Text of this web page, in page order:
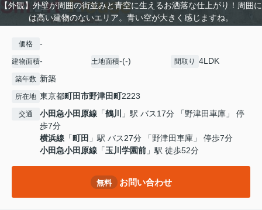
【外観】外壁が周囲の街並みと青空に生えるお洒落な仕上がり！周囲に
は高い建物のないエリア。青い空が大きく感じますね。
価格 -
建物面積- 土地面積-(-) 間取り 4LDK
築年数 新築
所在地 東京都町田市野津田町2223
交通 小田急小田原線 「鶴川
」駅 バス17分 「野津田車庫」 停
歩7分
横浜線 「町田 」駅 バス27分 「野津田車庫」 停歩7分
小田急小田原線 「玉川学園前 」駅 徒歩52分
無料 お問い合わせ